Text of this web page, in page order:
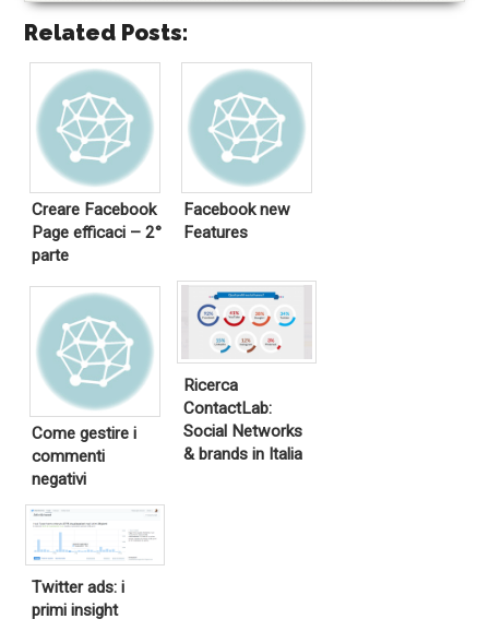
Related Posts:
Creare Facebook
Page efficaci – 2°
parte
Facebook new
Features
Come gestire i
commenti
negativi
Ricerca
ContactLab:
Social Networks
& brands in Italia
Twitter ads: i
primi insight